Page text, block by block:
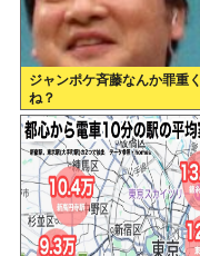
ジャンポケ斉藤なんか罪重く
ね？